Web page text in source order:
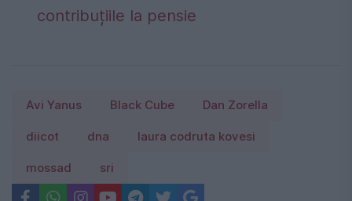
contribuțiile la pensie
Avi Yanus Black Cube Dan Zorella
diicot dna laura codruta kovesi
mossad sri